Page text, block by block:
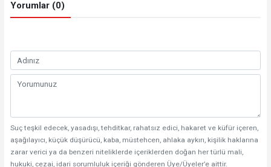
Yorumlar (0)
Suç teşkil edecek, yasadışı, tehditkar, rahatsız edici, hakaret ve küfür içeren,
aşağılayıcı, küçük düşürücü, kaba, müstehcen, ahlaka aykırı, kişilik haklarına
zarar verici ya da benzeri niteliklerde içeriklerden doğan her türlü mali,
hukuki, cezai, idari sorumluluk içeriği gönderen Üye/Üyeler’e aittir.